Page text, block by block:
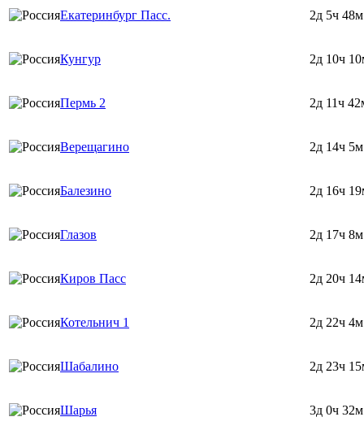
Екатеринбург Пасс. 2д 5ч 48м
Кунгур 2д 10ч
Пермь 2 2д 11ч
Верещагино 2д 14ч 5м
Балезино 2д 16ч
Глазов 2д 17ч 8м
Киров Пасс 2д 20ч
Котельнич 1 2д 22ч 4м
Шабалино 2д 23ч
Шарья 3д 0ч 32м